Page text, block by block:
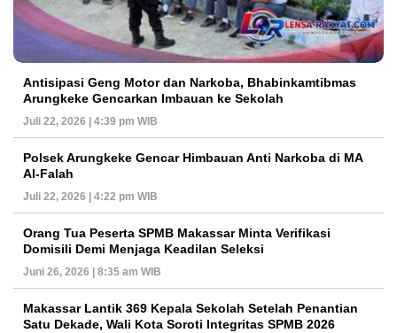
Antisipasi Geng Motor dan Narkoba, Bhabinkamtibmas
Arungkeke Gencarkan Imbauan ke Sekolah
Juli 22, 2026 | 4:39 pm WIB
Polsek Arungkeke Gencar Himbauan Anti Narkoba di MA
Al-Falah
Juli 22, 2026 | 4:22 pm WIB
Orang Tua Peserta SPMB Makassar Minta Verifikasi
Domisili Demi Menjaga Keadilan Seleksi
Juni 26, 2026 | 8:35 am WIB
Makassar Lantik 369 Kepala Sekolah Setelah Penantian
Satu Dekade, Wali Kota Soroti Integritas SPMB 2026